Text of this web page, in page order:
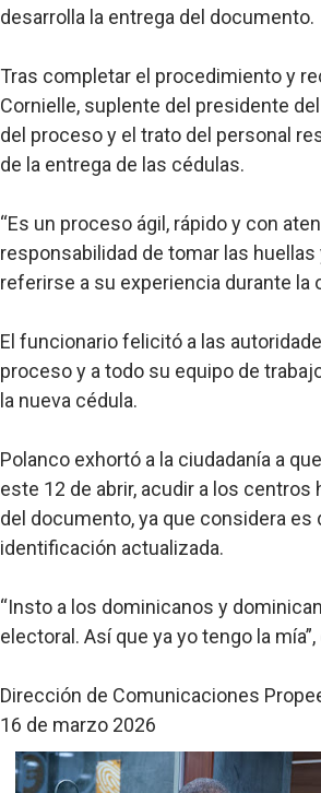
desarrolla la entrega del documento.
Tras completar el procedimiento y
Cornielle, suplente del presidente
del proceso y el trato del personal
de la entrega de las cédulas.
“Es un proceso ágil, rápido y con
responsabilidad de tomar las
referirse a su experiencia durante
El funcionario felicitó a las
proceso y a todo su equipo de
la nueva cédula.
Polanco exhortó a la ciudadanía a
este 12 de abrir, acudir a los
del documento, ya que considera
identificación actualizada.
“Insto a los dominicanos y
electoral. Así que ya yo tengo la
Dirección de Comunicaciones
16 de marzo 2026